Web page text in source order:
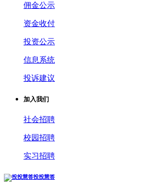
佣金公示
资金收付
投资公示
信息系统
投诉建议
加入我们
社会招聘
校园招聘
实习招聘
投投慧答